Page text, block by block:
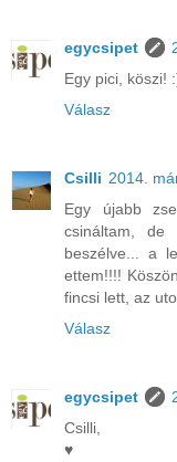
egycsipet
Egy pici, köszi!
Válasz
Csilli 2014.
Egy újabb
csináltam,
beszélve... a
ettem!!!!
fincsi lett, az
Válasz
egycsipet
Csilli,
♥